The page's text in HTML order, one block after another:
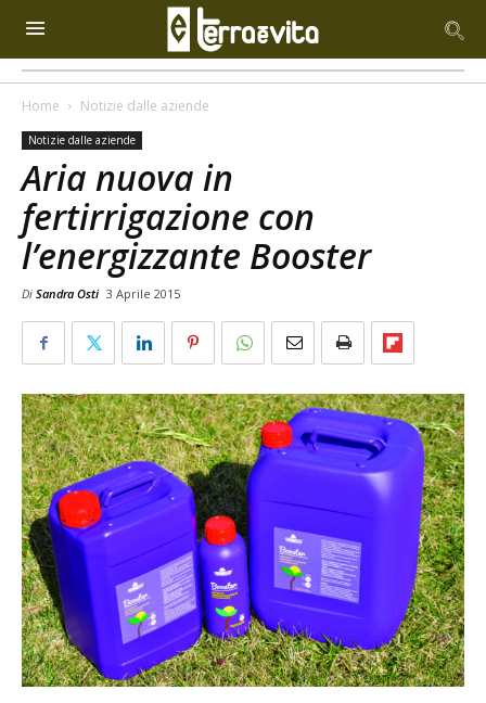
Home Notizie dalle aziende
Notizie dalle aziende
Aria nuova in
fertirrigazione con
l’energizzante Booster
Di Sandra Osti 3 Aprile 2015